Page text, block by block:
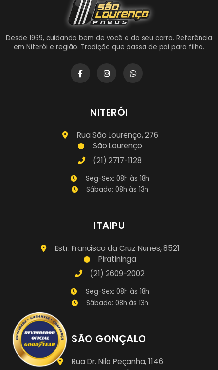
Desde 1969, cuidando bem de você e do seu carro. Referência
em Niterói e região. Tradição que passa de pai para filho.
NITERÓI
Rua São Lourenço, 276
São Lourenço
(21) 2717-1128
Seg-Sex: 08h às 18h
Sábado: 08h às 13h
ITAIPU
Estr. Francisco da Cruz Nunes, 8521
Piratininga
(21) 2609-2002
Seg-Sex: 08h às 18h
Sábado: 08h às 13h
SÃO GONÇALO
Rua Dr. Nilo Peçanha, 1146